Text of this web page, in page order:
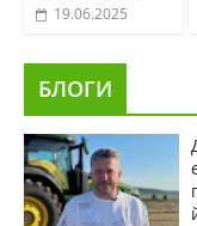
19.06.2025
БЛОГИ